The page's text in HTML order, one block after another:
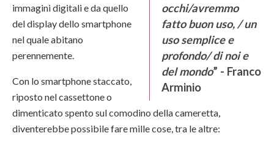
occhi/avremmo
fatto buon uso, / un
uso semplice e
profondo/ di noi e
del mondo” - Franco
Arminio
immagini digitali e da quello
del display dello smartphone
nel quale abitano
perennemente.
Con lo smartphone staccato,
riposto nel cassettone o
dimenticato spento sul comodino della cameretta,
diventerebbe possibile fare mille cose, tra le altre: